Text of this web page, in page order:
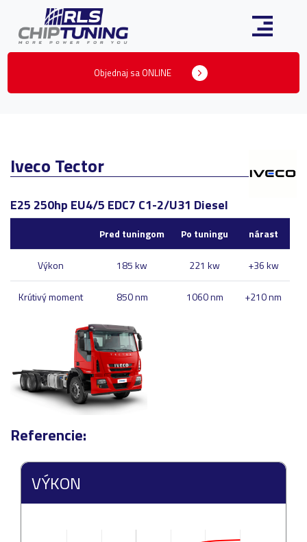
Objednaj sa ONLINE
Iveco Tector
E25 250hp EU4/5 EDC7 C1-2/U31 Diesel
Pred tuningom Po tuningu nárast
Výkon 185 kw 221 kw +36 kw
Krútivý moment 850 nm 1060 nm +210 nm
Referencie:
VÝKON